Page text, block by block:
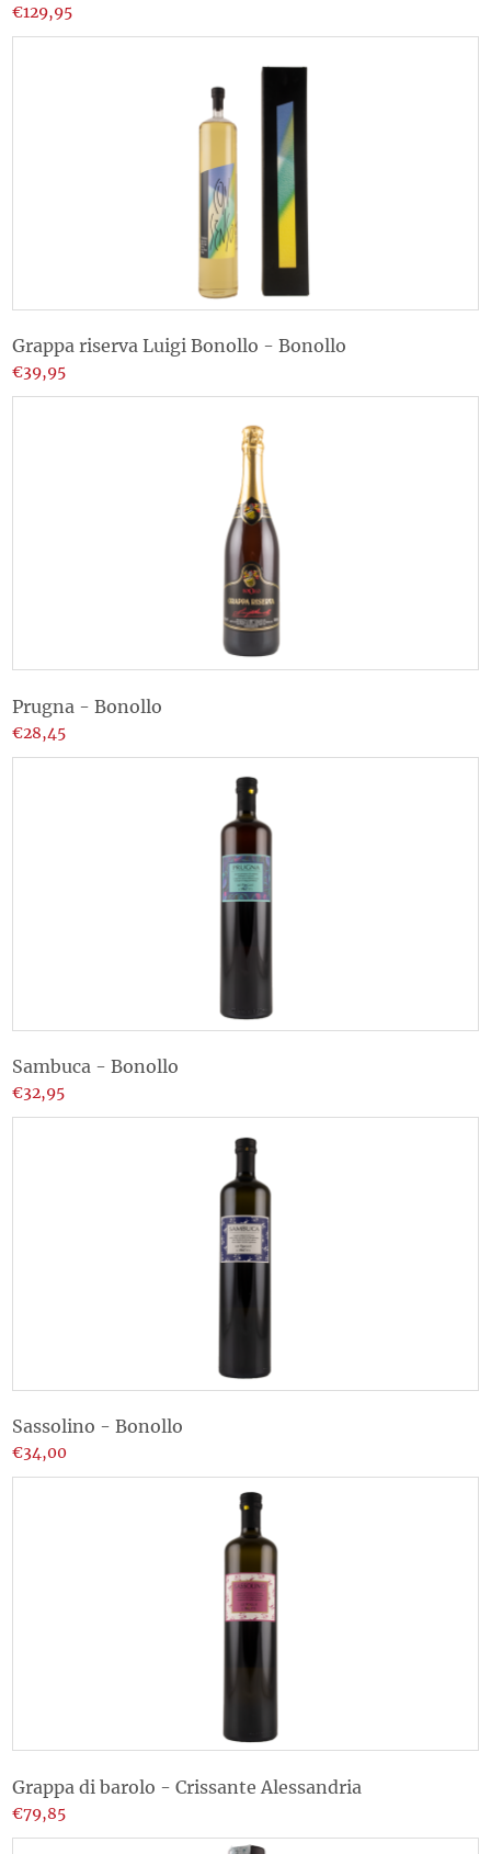
€129,95
Grappa riserva Luigi Bonollo - Bonollo
€39,95
Prugna - Bonollo
€28,45
Sambuca - Bonollo
€32,95
Sassolino - Bonollo
€34,00
Grappa di barolo - Crissante Alessandria
€79,85